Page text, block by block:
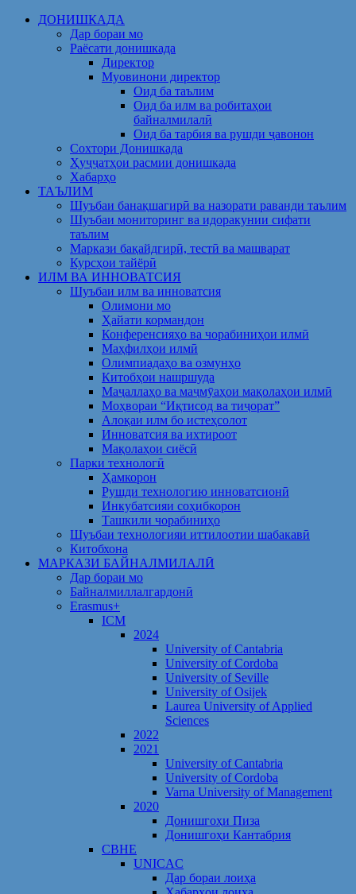
Skip
ДОНИШКАДА
Дар бораи мо
Раёсати донишкада
Директор
Муовинони директор
Оид ба таълим
Оид ба илм ва робитаҳои
байналмилалӣ
Оид ба тарбия ва рушди ҷавонон
Сохтори Донишкада
Ҳуҷҷатҳои расмии донишкада
Хабарҳо
ТАЪЛИМ
Шуъбаи банақшагирӣ ва назорати раванди таълим
Шуъбаи мониторинг ва идоракунии сифати
таълим
Маркази бақайдгирӣ, тестӣ ва машварат
Курсҳои тайёрӣ
ИЛМ ВА ИННОВАТСИЯ
Шуъбаи илм ва инноватсия
Олимони мо
Ҳайати кормандон
Конференсияҳо ва чорабиниҳои илмӣ
Маҳфилҳои илмӣ
Олимпиадаҳо ва озмунҳо
Китобҳои нашршуда
Маҷаллаҳо ва маҷмӯаҳои мақолаҳои илмӣ
Моҳвораи “Иқтисод ва тиҷорат”
Алоқаи илм бо истеҳсолот
Инноватсия ва ихтироот
Мақолаҳои сиёсӣ
Парки технологӣ
Ҳамкорон
Рушди технологию инноватсионӣ
Инкубатсияи соҳибкорон
Ташкили чорабиниҳо
Шуъбаи технологияи иттилоотии шабакавӣ
Китобхона
МАРКАЗИ БАЙНАЛМИЛАЛӢ
Дар бораи мо
Байналмиллалгардонӣ
Erasmus+
ICM
2024
University of Cantabria
University of Cordoba
University of Seville
University of Osijek
Laurea University of Applied
Sciences
2022
2021
University of Cantabria
University of Cordoba
Varna University of Management
2020
Донишгоҳи Пиза
Донишгоҳи Кантабрия
CBHE
UNICAC
Дар бораи лоиҳа